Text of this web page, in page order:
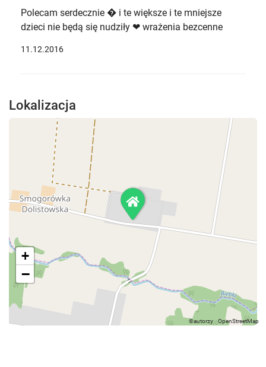
Polecam serdecznie � i te większe i te mniejsze
dzieci nie będą się nudziły ❤ wrażenia bezcenne
11.12.2016
Lokalizacja
+
−